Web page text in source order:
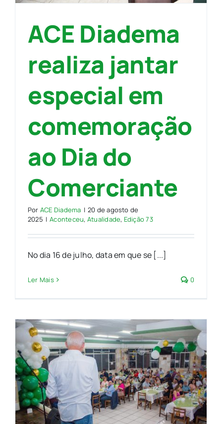
ACE Diadema
realiza jantar
especial em
comemoração
ao Dia do
Comerciante
Por ACE Diadema | 20 de agosto de
2025 | Aconteceu, Atualidade, Edição 73
No dia 16 de julho, data em que se [...]
Ler Mais 0